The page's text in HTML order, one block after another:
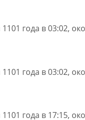
года в 03:02,
года в 03:02,
года в 17:15,